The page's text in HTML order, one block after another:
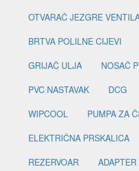
OTVARAČ JEZGRE
BRTVA POLILNE CIJEVI
GRIJAČ ULJA
NOSAČ
PVC NASTAVAK
DCG
WIPCOOL
PUMPA ZA
ELEKTRIČNA PRSKALICA
REZERVOAR